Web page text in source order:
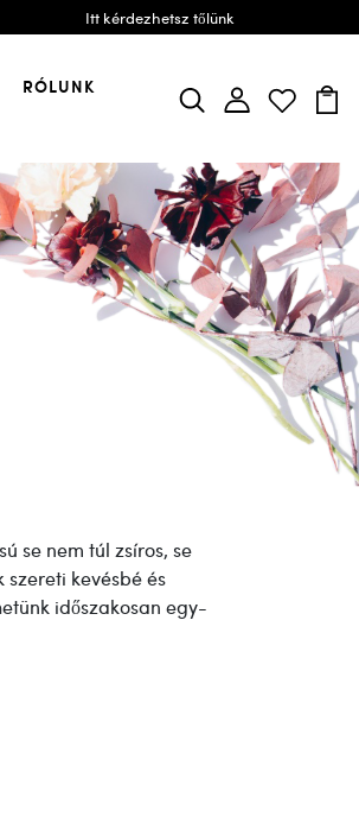
Itt kérdezhetsz tőlünk
RÓLUNK
se nem túl zsíros, se
kevésbé és
időszakosan egy-